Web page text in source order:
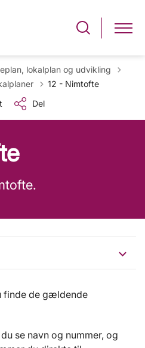
lokalplan og udvikling
12 - Nimtofte
Del
finde de gældende
se navn og nummer, og